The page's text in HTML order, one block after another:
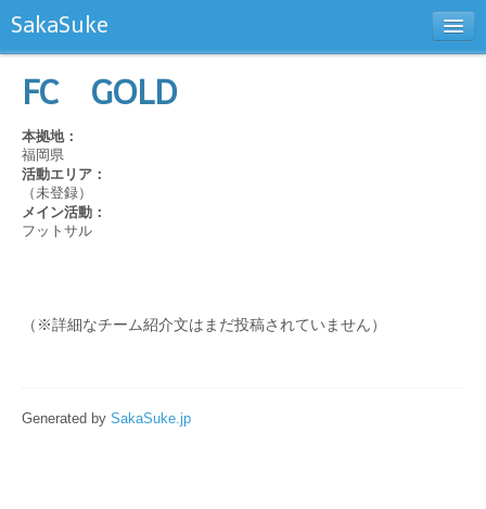
SakaSuke
お問い合わせ
FC GOLD
本拠地：
福岡県
活動エリア：
（未登録）
メイン活動：
フットサル
（※詳細なチーム紹介文はまだ投稿されていません）
Generated by SakaSuke.jp